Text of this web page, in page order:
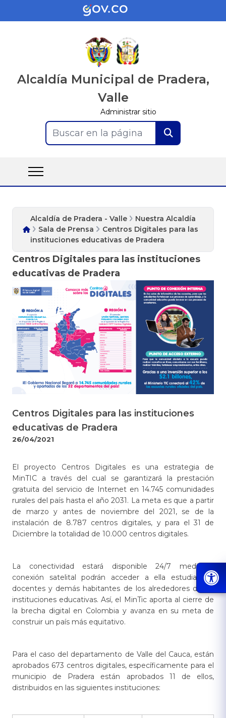
Alcaldía Municipal de Pradera,
Valle
Administrar sitio
Buscar en la página
Alcaldía de Pradera - Valle
Nuestra Alcaldía
Sala de Prensa
Centros Digitales para las
instituciones educativas de Pradera
Centros Digitales para las instituciones
educativas de Pradera
Centros Digitales para las instituciones
educativas de Pradera
26/04/2021
El proyecto Centros Digitales es una estrategia de
MinTIC a través del cual se garantizará la prestación
gratuita del servicio de Internet en 14.745 comunidades
rurales del país hasta el año 2031. La meta es que a partir
de marzo y antes de noviembre del 2021, se de la
instalación de 8.787 centros digitales, y para el 31 de
Diciembre la totalidad de 10.000 centros digitales.
La conectividad estará disponible 24/7 mediante
conexión satelital podrán acceder a ella estudiantes,
docentes y demás habitantes de los alrededores de las
instituciones educativas. Así, el MinTic aporta al cierre de
la brecha digital en Colombia y avanza en su meta de
construir un país más equitativo.
Para el caso del departamento de Valle del Cauca, están
aprobados 673 centros digitales, específicamente para el
municipio de Pradera están aprobados 11 de ellos,
distribuidos en las siguientes instituciones: